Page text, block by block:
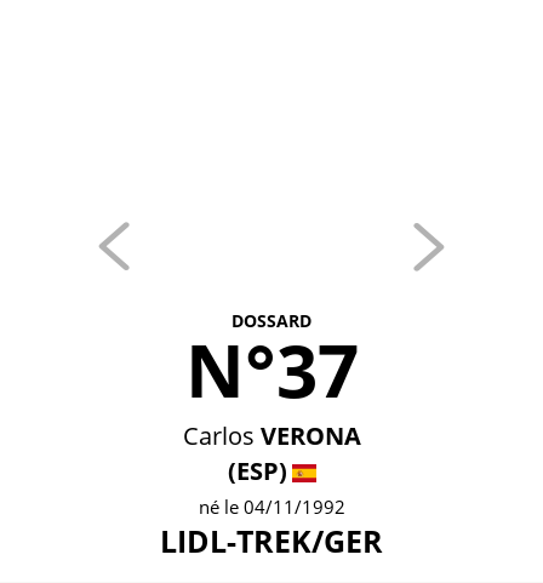
DOSSARD
N°37
Carlos VERONA
(ESP)
né le 04/11/1992
LIDL-TREK/GER